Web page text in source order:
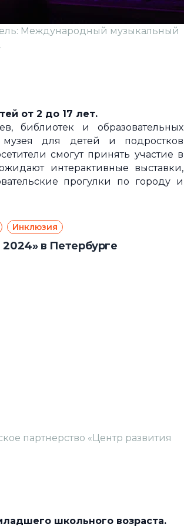
Международный музыкальный
от 2 до 17 лет.
библиотек и образовательных
музея для детей и подростков
смогут принять участие в
интерактивные выставки,
прогулки по городу и
Инклюзия
в Петербурге
партнерство «Центр развития
школьного возраста.